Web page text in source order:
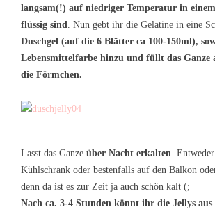
langsam(!) auf niedriger Temperatur in
flüssig sind. Nun gebt ihr die Gelatine in eine
Duschgel (auf die 6 Blätter ca 100-150ml),
Lebensmittelfarbe hinzu und füllt das Ganze
die Förmchen.
Lasst das Ganze über Nacht erkalten.
Kühlschrank oder bestenfalls auf den Balkon
denn da ist es zur Zeit ja auch schön kalt (;
Nach ca. 3-4 Stunden könnt ihr die Jellys